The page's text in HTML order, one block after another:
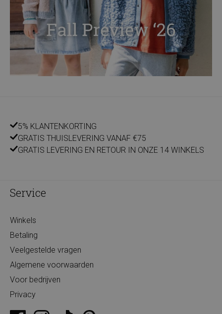
5% KLANTENKORTING
GRATIS THUISLEVERING VANAF €75
GRATIS LEVERING EN RETOUR IN ONZE 14 WINKELS
Service
Winkels
Betaling
Veelgestelde vragen
Algemene voorwaarden
Voor bedrijven
Privacy